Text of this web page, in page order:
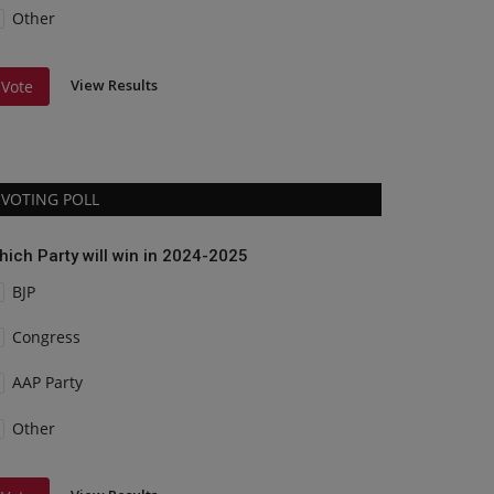
Other
Vote View Results
VOTING POLL
Party will win in 2024-2025
BJP
Congress
AAP Party
Other